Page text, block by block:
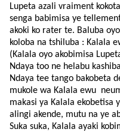
Lupeta azali vraiment
senga babimisa ye
akoki ko rater te. Baluba
koloba na tshiluba : Kalala
(Kalala oyo akobimisa
Ndaya too ne helabu
Ndaya tee tango bakobeta
mukole wa Kalala ewu
makasi ya Kalala ekobetisa
alingi akende, mutu na ye
Suka suka, Kalala ayaki